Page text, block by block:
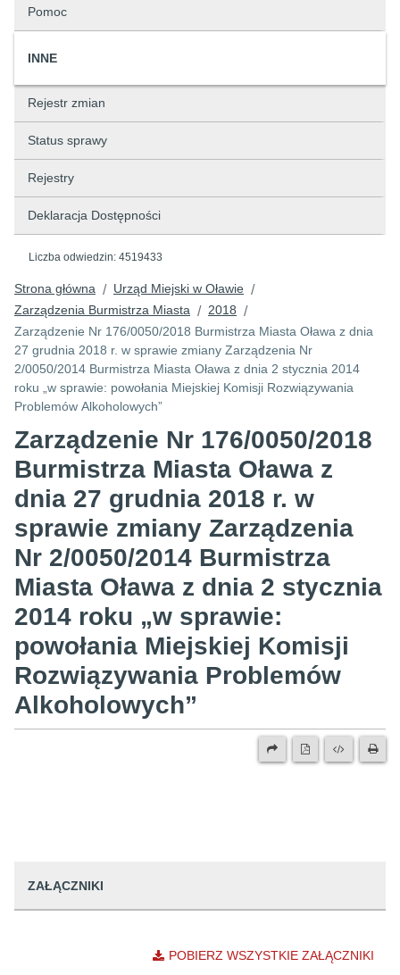
Pomoc
INNE
Rejestr zmian
Status sprawy
Rejestry
Deklaracja Dostępności
Liczba odwiedzin: 4519433
Strona główna / Urząd Miejski w Oławie /
Zarządzenia Burmistrza Miasta / 2018 /
Zarządzenie Nr 176/0050/2018 Burmistrza Miasta Oława z dnia
27 grudnia 2018 r. w sprawie zmiany Zarządzenia Nr
2/0050/2014 Burmistrza Miasta Oława z dnia 2 stycznia 2014
roku „w sprawie: powołania Miejskiej Komisji Rozwiązywania
Problemów Alkoholowych”
Zarządzenie Nr 176/0050/2018
Burmistrza Miasta Oława z
dnia 27 grudnia 2018 r. w
sprawie zmiany Zarządzenia
Nr 2/0050/2014 Burmistrza
Miasta Oława z dnia 2 stycznia
2014 roku „w sprawie:
powołania Miejskiej Komisji
Rozwiązywania Problemów
Alkoholowych”
ZAŁĄCZNIKI
POBIERZ WSZYSTKIE ZAŁĄCZNIKI